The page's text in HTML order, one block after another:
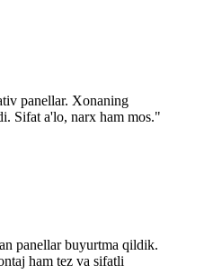
panellar. Xonaning
Sifat a'lo, narx ham mos."
panellar buyurtma qildik.
ham tez va sifatli